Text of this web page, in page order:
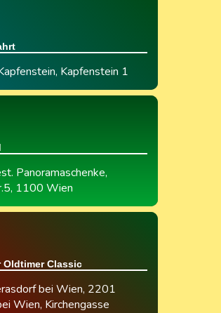
, Kapfenstein 1
Panoramaschenke,
1100 Wien
Oldtimer Classic
bei Wien, 2201
Wien, Kirchengasse